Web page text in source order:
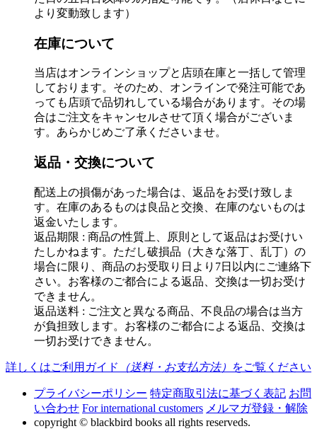
より変動致します）
在庫について
当店はオンラインショップと店頭在庫と一括して管理
しております。そのため、オンラインで発注可能であ
っても店頭で品切れしている場合があります。その場
合はご注文をキャンセルさせて頂く場合がございま
す。あらかじめご了承くださいませ。
返品・交換について
配送上の損傷があった場合は、返品をお受け致しま
す。在庫のあるものは良品と交換、在庫のないものは
返金いたします。
返品期限 : 商品の性質上、原則として返品はお受けい
たしかねます。ただし破損品（大きな落丁、乱丁）の
場合に限り、商品のお受取り日より7日以内にご連絡下
さい。お客様のご都合による返品、交換は一切お受け
できません。
返品送料 : ご注文と異なる商品、不良品の場合は当方
が負担致します。お客様のご都合による返品、交換は
一切お受けできません。
詳しくはご利用ガイド （送料・お支払方法） をご覧ください
プライバシーポリシー 特定商取引法に基づく表記 お問
い合わせ For international customers メルマガ登録・解除
copyright © blackbird books all rights reserveds.